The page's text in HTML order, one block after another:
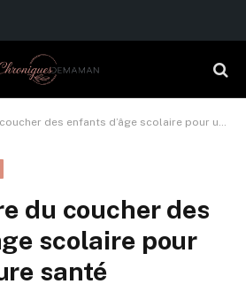
des enfants d’âge scolaire pour une meilleure santé
du coucher des
scolaire pour
santé